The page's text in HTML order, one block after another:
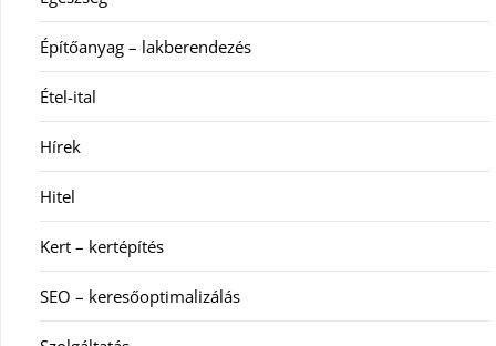
Építőanyag – lakberendezés
Étel-ital
Hírek
Hitel
Kert – kertépítés
SEO – keresőoptimalizálás